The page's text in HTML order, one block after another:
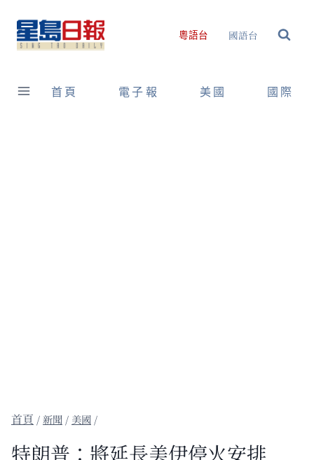
content
粵語台 國語台
首頁 電子報 美國 國際
/新聞 / 美國 /
特朗普：將延長美伊停火安排